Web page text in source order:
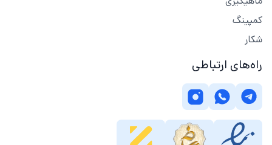
کمپینگ
شکار
راه‌های ارتباطی